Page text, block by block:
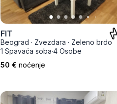
FIT
Beograd · Zvezdara · Zeleno brdo
1 Spavaća soba·4 Osobe
50 € noćenje